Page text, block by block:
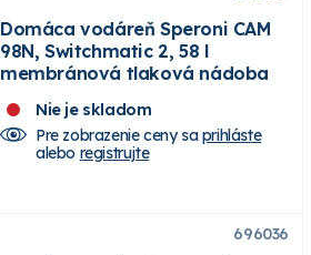
Domáca vodáreň Speroni CAM
98N, Switchmatic 2, 58 l
membránová tlaková nádoba
Nie je skladom
Pre zobrazenie ceny saprihláste
alebo registrujte
696036